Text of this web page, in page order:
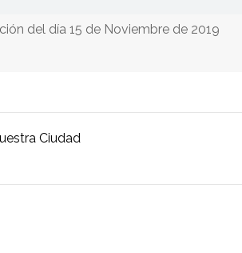
del día 15 de Noviembre de 2019
Ciudad